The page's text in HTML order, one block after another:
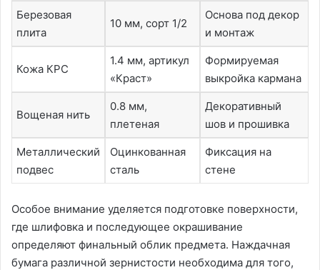
Березовая
плита
10 мм, сорт 1/2
Основа под декор
и монтаж
Кожа КРС
1.4 мм, артикул
«Краст»
Формируемая
выкройка кармана
Вощеная нить
0.8 мм,
плетеная
Декоративный
шов и прошивка
Металлический
подвес
Оцинкованная
сталь
Фиксация на
стене
Особое внимание уделяется подготовке поверхности,
где шлифовка и последующее окрашивание
определяют финальный облик предмета. Наждачная
бумага различной зернистости необходима для того,